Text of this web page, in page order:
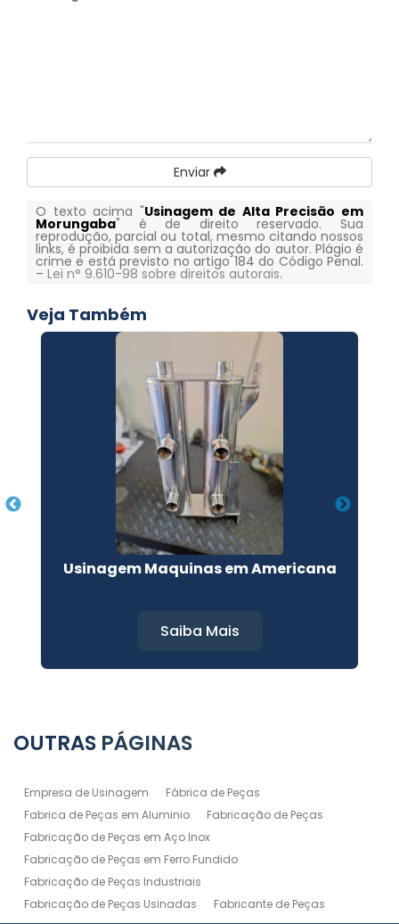
Enviar
O texto acima "Usinagem de Alta Precisão em
Morungaba" é de direito reservado. Sua
reprodução, parcial ou total, mesmo citando nossos
links, é proibida sem a autorização do autor. Plágio é
crime e está previsto no artigo 184 do Código Penal.
– Lei n° 9.610-98 sobre direitos autorais.
Veja Também
Usinagem Maquinas em Americana
Saiba Mais
OUTRAS PÁGINAS
Empresa de Usinagem
Fábrica de Peças
Fabrica de Peças em Aluminio
Fabricação de Peças
Fabricação de Peças em Aço Inox
Fabricação de Peças em Ferro Fundido
Fabricação de Peças Industriais
Fabricação de Peças Usinadas
Fabricante de Peças